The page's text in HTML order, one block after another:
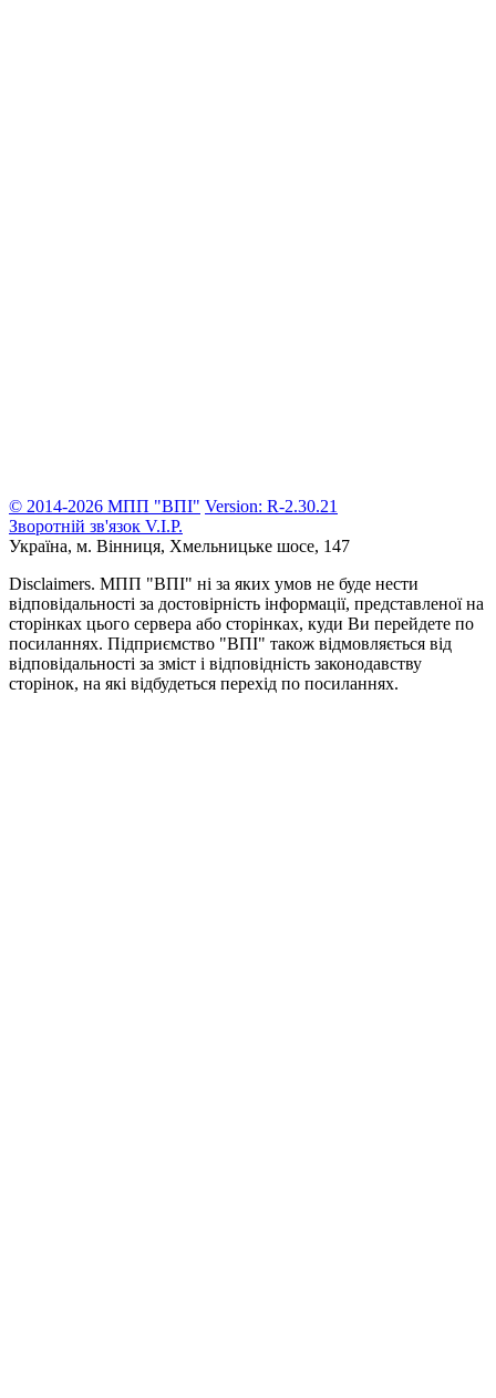
© 2014-2026 МПП "ВПІ" Version: R-2.30.21
Зворотній зв'язок V.I.P.
Україна, м. Вінниця, Хмельницьке шосе, 147
Disclaimers. МПП "ВПІ" ні за яких умов не буде нести
відповідальності за достовірність інформації, представленої на
сторінках цього сервера або сторінках, куди Ви перейдете по
посиланнях. Підприємство "ВПІ" також відмовляється від
відповідальності за зміст і відповідність законодавству
сторінок, на які відбудеться перехід по посиланнях.